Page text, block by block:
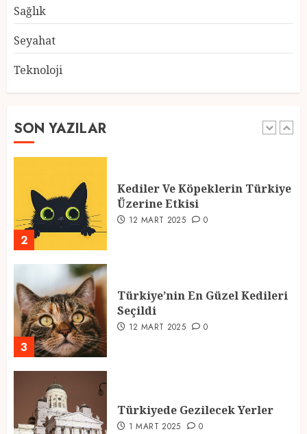
Sağlık
Seyahat
Teknoloji
SON YAZILAR
5
1
2025 En İyi Yaz Tatilleri
2
Kediler Ve Köpeklerin Türkiye
Üzerine Etkisi
12 MART 2025 0
3
Türkiye’nin En Güzel Kedileri
Seçildi
12 MART 2025 0
Türkiyede Gezilecek Yerler
1 MART 2025 0